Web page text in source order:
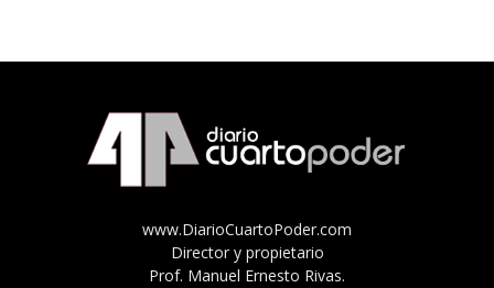
www.DiarioCuartoPoder.com
Director y propietario
Prof. Manuel Ernesto Rivas.